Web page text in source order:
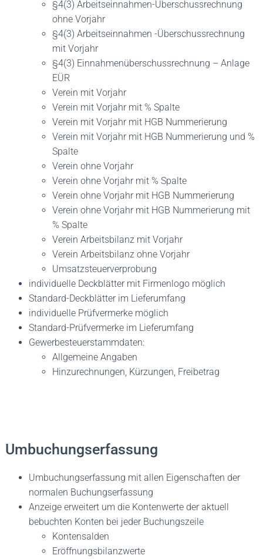
§4(3) Arbeitseinnahmen-Überschussrechnung
ohne Vorjahr
§4(3) Arbeitseinnahmen -Überschussrechnung
mit Vorjahr
§4(3) Einnahmenüberschussrechnung – Anlage
EÜR
Verein mit Vorjahr
Verein mit Vorjahr mit % Spalte
Verein mit Vorjahr mit HGB Nummerierung
Verein mit Vorjahr mit HGB Nummerierung und %
Spalte
Verein ohne Vorjahr
Verein ohne Vorjahr mit % Spalte
Verein ohne Vorjahr mit HGB Nummerierung
Verein ohne Vorjahr mit HGB Nummerierung mit
% Spalte
Verein Arbeitsbilanz mit Vorjahr
Verein Arbeitsbilanz ohne Vorjahr
Umsatzsteuerverprobung
individuelle Deckblätter mit Firmenlogo möglich
Standard-Deckblätter im Lieferumfang
individuelle Prüfvermerke möglich
Standard-Prüfvermerke im Lieferumfang
Gewerbesteuerstammdaten:
Allgemeine Angaben
Hinzurechnungen, Kürzungen, Freibetrag
Umbuchungserfassung
Umbuchungserfassung mit allen Eigenschaften der
normalen Buchungserfassung
Anzeige erweitert um die Kontenwerte der aktuell
bebuchten Konten bei jeder Buchungszeile
Kontensalden
Eröffnungsbilanzwerte